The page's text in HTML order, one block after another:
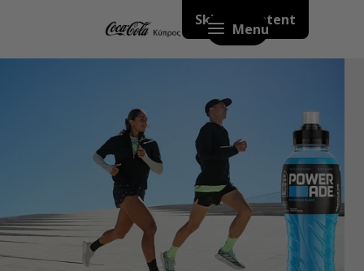
Skip to content
Menu